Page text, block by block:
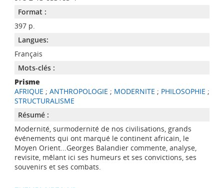
Format :
397 p.
Langues:
Français
Mots-clés :
Prisme
AFRIQUE ; ANTHROPOLOGIE ; MODERNITE ; PHILOSOPHIE ;
STRUCTURALISME
Résumé :
Modernité, surmodernité de nos civilisations, grands
événements qui ont marqué le continent africain, le
Moyen Orient...Georges Balandier commente, analyse,
revisite, mêlant ici ses humeurs et ses convictions, ses
souvenirs et ses combats.